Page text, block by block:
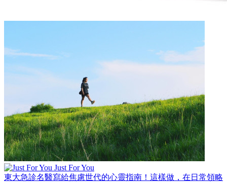
Just For You
東大急診名醫寫給焦慮世代的心靈指南！這樣做，在日常領略